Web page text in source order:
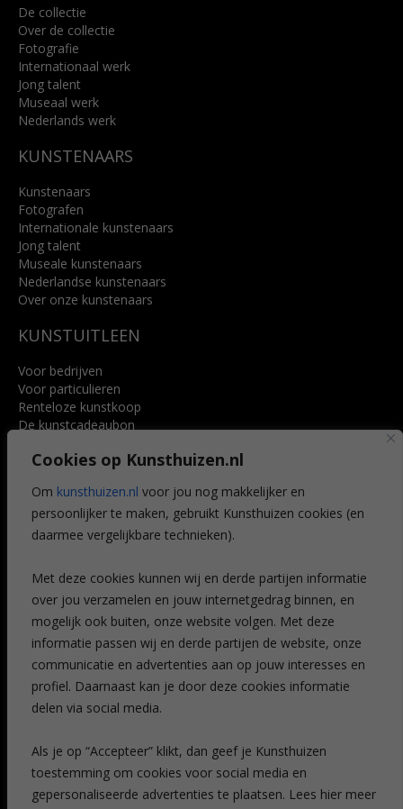
Cookies op Kunsthuizen.nl
Om kunsthuizen.nl voor jou nog makkelijker en
persoonlijker te maken, gebruikt Kunsthuizen cookies (en
daarmee vergelijkbare technieken).
Met deze cookies kunnen wij en derde partijen informatie
over jou verzamelen en jouw internetgedrag binnen, en
mogelijk ook buiten, onze website volgen. Met deze
informatie passen wij en derde partijen de website, onze
communicatie en advertenties aan op jouw interesses en
profiel. Daarnaast kan je door deze cookies informatie
delen via social media.
Als je op “Accepteer” klikt, dan geef je Kunsthuizen
toestemming om cookies voor social media en
gepersonaliseerde advertenties te plaatsen. Lees hier meer
De collectie
Over de collectie
Fotografie
Internationaal werk
Jong talent
Museaal werk
Nederlands werk
KUNSTENAARS
Kunstenaars
Fotografen
Internationale kunstenaars
Jong talent
Museale kunstenaars
Nederlandse kunstenaars
Over onze kunstenaars
KUNSTUITLEEN
Voor bedrijven
Voor particulieren
Renteloze kunstkoop
De kunstcadeaubon
Voordelen
Veelgestelde vragen
CONTACT
Leiden
Amsterdam
Breda
Favorieten
Mijn art alert
NIEUWSBRIEF